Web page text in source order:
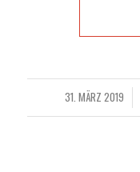
31. MÄRZ 2019
/